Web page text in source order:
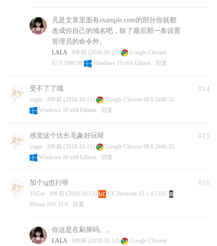
field-initializers]
../src/diskusage_posix.cpp:10:28: warning: missing
initializer for member ‘statvfs::f_bfree’ [-Wmissing-
field-initializers]
../src/diskusage_posix.cpp:10:28: warning: missing
initializer for member ‘statvfs::f_bavail’ [-Wmissing-
../src/diskusage_posix.cpp:10:28: warning: missing
initializer for member ‘statvfs::f_files’ [-Wmissing-
field-initializers]
initializer for member ‘statvfs::f_ffree’ [-Wmissing-
field-initializers]
../src/diskusage_posix.cpp:10:28: warning: missing
../src/diskusage_posix.cpp:10:28: warning: missing
initializer for member ‘statvfs::f_fsid’ [-Wmissing-
field-initializers]
initializer for member ‘statvfs::f_flag’ [-Wmissing-
field-initializers]
凡是文章里面有example.com的部分你就都
改成你自己的域名吧，除了最后那一条设置
管理员的命令外。
LALA 8年前 (2018-10-12)
Google Chrome
67.0.3396.99
Windows 10 x64 Edition 回复
#14
受不了了哦
yuger 8年前 (2018-10-11)
Google Chrome 68.0.3440.33
Windows 10 x64 Edition
回复
#15
感觉这个比长毛象好玩呀
yuger 8年前 (2018-10-11)
Google Chrome 68.0.3440.33
Windows 10 x64 Edition
回复
#16
加个tg也行呀
YuGer 8年前 (2018-10-12)
UC Browser 12.1.4.1103
iPhone iOS 12.0
回复
你这是在刷屏吗。。
LALA 8年前 (2018-10-12)
Google Chrome